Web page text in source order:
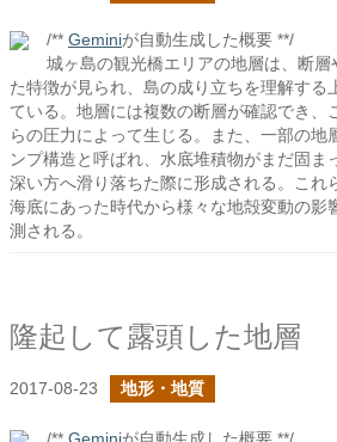
/** Geminiが自動生成した概要 **/
城ヶ島の観光橋エリアの地層は、断層
た特徴が見られ、島の成り立ちを理解する
ている。地層には複数の断層が確認でき、
らの圧力によって生じる。また、一部の地
ンプ構造と呼ばれ、水底堆積物がまだ固ま
深い方へ滑り落ちた際に形成される。これ
海底にあった時代から様々な地殻変動の影
測される。
隆起して露頭した地層
2017-08-23 地形・地質